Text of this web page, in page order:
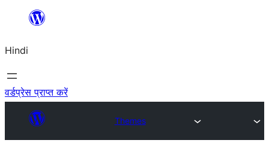
सामग्री
जाएं
Hindi
वर्डप्रेस प्राप्त करें
Themes